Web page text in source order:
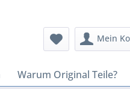
Mein
Warum Original Teile?